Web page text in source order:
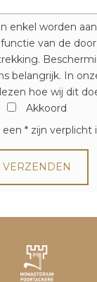
enkel worden
van de
belangrijk. In
hoe wij dit
Akkoord
* zijn verplicht
VERZENDEN